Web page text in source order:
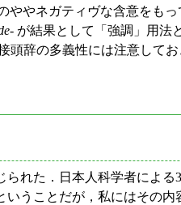
やネガティヴな含意をもっ
- が結果として「強調」用法
辞の多義性には注意してお
た．日本人科学者による
うことだが，私にはその